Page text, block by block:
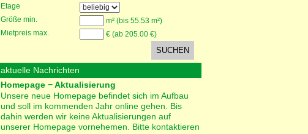
Etage
Größe min.
m² (bis 55.53 m²)
Mietpreis max.
€ (ab 205.00 €)
aktuelle Nachrichten
Homepage − Aktualisierung
Unsere neue Homepage befindet sich im Aufbau
und soll im kommenden Jahr online gehen. Bis
dahin werden wir keine Aktualisierungen auf
unserer Homepage vornehemen. Bitte kontaktieren